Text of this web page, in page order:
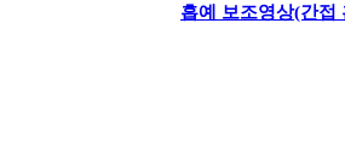
흡예 보조영상(간접